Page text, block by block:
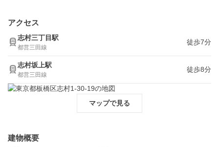
アクセス
志村三丁目駅
都営三田線
徒歩7分
志村坂上駅
都営三田線
徒歩8分
マップで見る
建物概要